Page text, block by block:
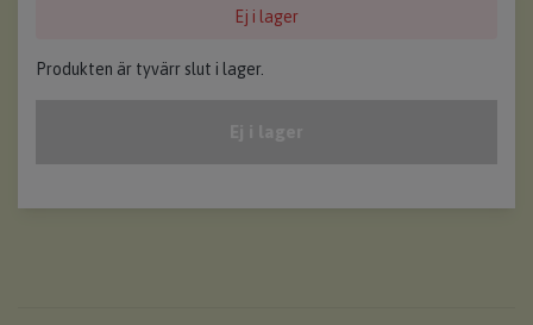
Ej i lager
Produkten är tyvärr slut i lager.